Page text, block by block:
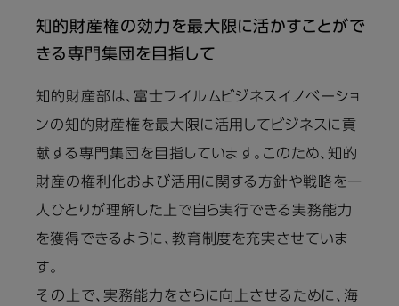
知的財産権の効力を最大限に活かすことがで
きる専門集団を目指して
知的財産部は、富士フイルムビジネスイノベーショ
ンの知的財産権を最大限に活用してビジネスに貢
献する専門集団を目指しています。このため、知的
財産の権利化および活用に関する方針や戦略を一
人ひとりが理解した上で自ら実行できる実務能力
を獲得できるように、教育制度を充実させていま
す。
その上で、実務能力をさらに向上させるために、海